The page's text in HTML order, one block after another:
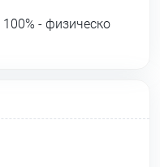
100% - физическо